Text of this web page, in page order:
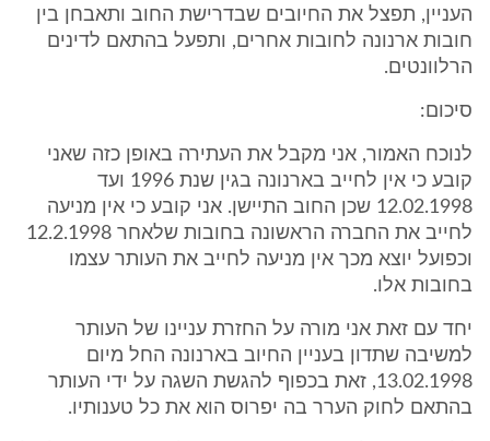
העניין, תפצל את החיובים שבדרישת החוב ותאבחן בין
חובות ארנונה לחובות אחרים, ותפעל בהתאם לדינים
הרלוונטים.
סיכום:
לנוכח האמור, אני מקבל את העתירה באופן כזה שאני
קובע כי אין לחייב בארנונה בגין שנת 1996 ועד
12.02.1998 שכן החוב התיישן. אני קובע כי אין מניעה
לחייב את החברה הראשונה בחובות שלאחר 12.2.1998
וכפועל יוצא מכך אין מניעה לחייב את העותר עצמו
בחובות אלו.
יחד עם זאת אני מורה על החזרת עניינו של העותר
למשיבה שתדון בעניין החיוב בארנונה החל מיום
13.02.1998, זאת בכפוף להגשת השגה על ידי העותר
בהתאם לחוק הערר בה יפרוס הוא את כל טענותיו.